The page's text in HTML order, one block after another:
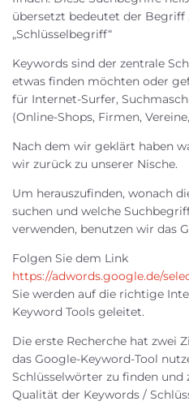
übersetzt bedeutet der Begriff
„Schlüsselbegriff“
Keywords sind der zentrale
etwas finden möchten oder
für Internet-Surfer,
(Online-Shops, Firmen,
Nach dem wir geklärt haben
wir zurück zu unserer Nische.
Um herauszufinden, wonach
suchen und welche
verwenden, benutzen wir das
Folgen Sie dem Link
https://adwords.google.de/
Sie werden auf die richtige
Keyword Tools geleitet.
Die erste Recherche hat zwei
das Google-Keyword-Tool
Schlüsselwörter zu finden und
Qualität der Keywords /